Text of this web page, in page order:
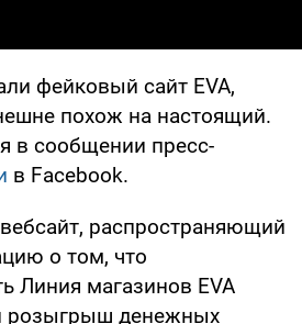
фейковый сайт EVA,
похож на настоящий.
в сообщении пресс-
в Facebook.
распространяющий
о том, что
Линия магазинов EVA
розыгрыш денежных